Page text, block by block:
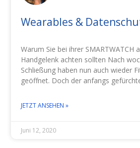
Wearables &
Warum Sie bei ihrer SMARTWATCH
Handgelenk achten sollten Nach
Schließung haben nun auch wieder
geöffnet. Doch der anfangs
JETZT ANSEHEN »
Juni 12, 2020